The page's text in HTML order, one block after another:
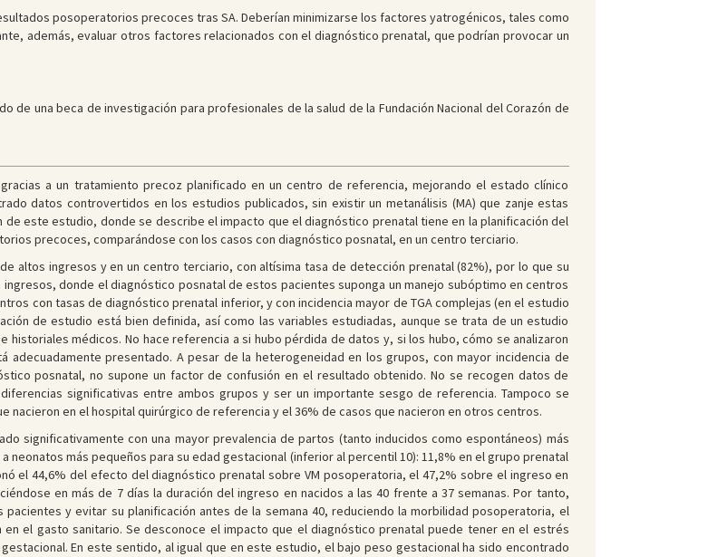
posoperatorios precoces tras SA. Deberían minimizarse los factores yatrogénicos, tales como
además, evaluar otros factores relacionados con el diagnóstico prenatal, que podrían provocar un
de una beca de investigación para profesionales de la salud de la Fundación Nacional del Corazón de
a un tratamiento precoz planificado en un centro de referencia, mejorando el estado clínico
datos controvertidos en los estudios publicados, sin existir un metanálisis (MA) que zanje estas
de este estudio, donde se describe el impacto que el diagnóstico prenatal tiene en la planificación del
precoces, comparándose con los casos con diagnóstico posnatal, en un centro terciario.
altos ingresos y en un centro terciario, con altísima tasa de detección prenatal (82%), por lo que su
donde el diagnóstico posnatal de estos pacientes suponga un manejo subóptimo en centros
con tasas de diagnóstico prenatal inferior, y con incidencia mayor de TGA complejas (en el estudio
de estudio está bien definida, así como las variables estudiadas, aunque se trata de un estudio
médicos. No hace referencia a si hubo pérdida de datos y, si los hubo, cómo se analizaron
presentado. A pesar de la heterogeneidad en los grupos, con mayor incidencia de
posnatal, no supone un factor de confusión en el resultado obtenido. No se recogen datos de
significativas entre ambos grupos y ser un importante sesgo de referencia. Tampoco se
nacieron en el hospital quirúrgico de referencia y el 36% de casos que nacieron en otros centros.
significativamente con una mayor prevalencia de partos (tanto inducidos como espontáneos) más
neonatos más pequeños para su edad gestacional (inferior al percentil 10): 11,8% en el grupo prenatal
el 44,6% del efecto del diagnóstico prenatal sobre VM posoperatoria, el 47,2% sobre el ingreso en
en más de 7 días la duración del ingreso en nacidos a las 40 frente a 37 semanas. Por tanto,
y evitar su planificación antes de la semana 40, reduciendo la morbilidad posoperatoria, el
el gasto sanitario. Se desconoce el impacto que el diagnóstico prenatal puede tener en el estrés
En este sentido, al igual que en este estudio, el bajo peso gestacional ha sido encontrado